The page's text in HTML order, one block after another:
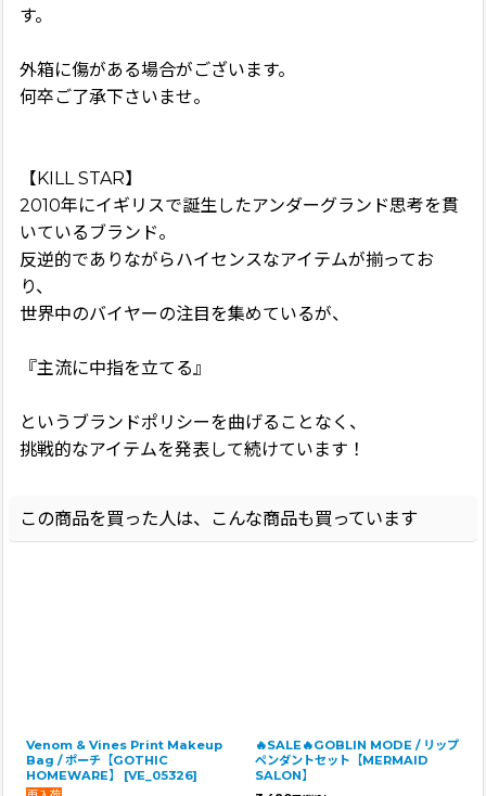
す。
外箱に傷がある場合がございます。
何卒ご了承下さいませ。
【KILL STAR】
2010年にイギリスで誕生したアンダーグランド思考を貫
いているブランド。
反逆的でありながらハイセンスなアイテムが揃ってお
り、
世界中のバイヤーの注目を集めているが、
『主流に中指を立てる』
というブランドポリシーを曲げることなく、
挑戦的なアイテムを発表して続けています！
この商品を買った人は、こんな商品も買っています
Venom & Vines Print Makeup
Bag / ポーチ【GOTHIC
HOMEWARE】
[VE_05326]
🔥SALE🔥GOBLIN MODE / リップ
ペンダントセット【MERMAID
SALON】